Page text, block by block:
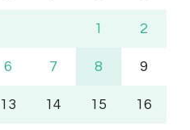
1 2
6 7 8 9
13 14 15 16